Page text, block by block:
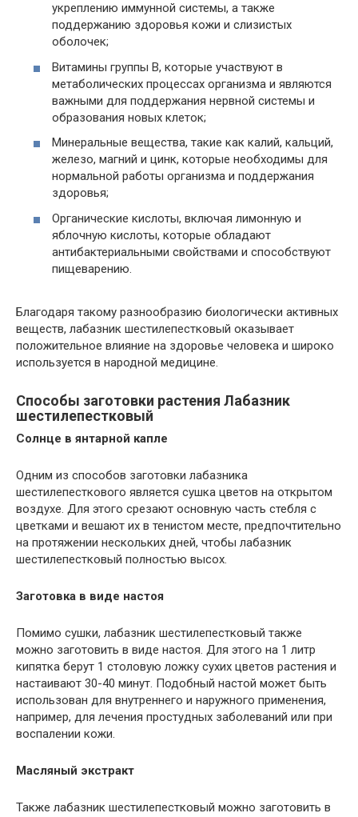
укреплению иммунной системы, а также
поддержанию здоровья кожи и слизистых
оболочек;
Витамины группы В, которые участвуют в
метаболических процессах организма и являются
важными для поддержания нервной системы и
образования новых клеток;
Минеральные вещества, такие как калий, кальций,
железо, магний и цинк, которые необходимы для
нормальной работы организма и поддержания
здоровья;
Органические кислоты, включая лимонную и
яблочную кислоты, которые обладают
антибактериальными свойствами и способствуют
пищеварению.
Благодаря такому разнообразию биологически активных
веществ, лабазник шестилепестковый оказывает
положительное влияние на здоровье человека и широко
используется в народной медицине.
Способы заготовки растения Лабазник
шестилепестковый
Солнце в янтарной капле
Одним из способов заготовки лабазника
шестилепесткового является сушка цветов на открытом
воздухе. Для этого срезают основную часть стебля с
цветками и вешают их в тенистом месте, предпочтительно
на протяжении нескольких дней, чтобы лабазник
шестилепестковый полностью высох.
Заготовка в виде настоя
Помимо сушки, лабазник шестилепестковый также
можно заготовить в виде настоя. Для этого на 1 литр
кипятка берут 1 столовую ложку сухих цветов растения и
настаивают 30-40 минут. Подобный настой может быть
использован для внутреннего и наружного применения,
например, для лечения простудных заболеваний или при
воспалении кожи.
Масляный экстракт
Также лабазник шестилепестковый можно заготовить в